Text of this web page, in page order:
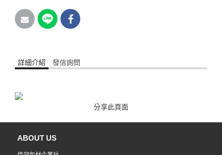
詳細介紹 發信詢問
分享此頁面
ABOUT US